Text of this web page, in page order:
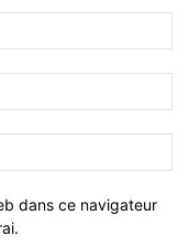
dans ce navigateur